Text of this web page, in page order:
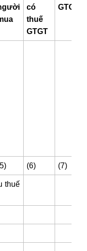
có
thuế
GTGT
GTGT
(6) (7)
thuế